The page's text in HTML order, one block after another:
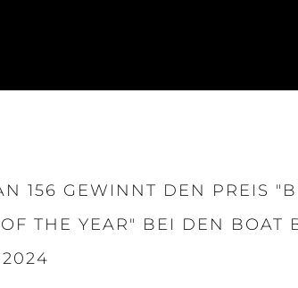
156 GEWINNT DEN PREIS
THE YEAR" BEI DEN BOAT